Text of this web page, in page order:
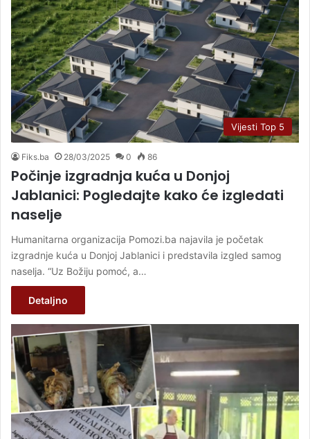
Vijesti Top 5
Fiks.ba 28/03/2025 0 86
Počinje izgradnja kuća u Donjoj
Jablanici: Pogledajte kako će izgledati
naselje
Humanitarna organizacija Pomozi.ba najavila je početak
izgradnje kuća u Donjoj Jablanici i predstavila izgled samog
naselja. “Uz Božiju pomoć, a…
Detaljno